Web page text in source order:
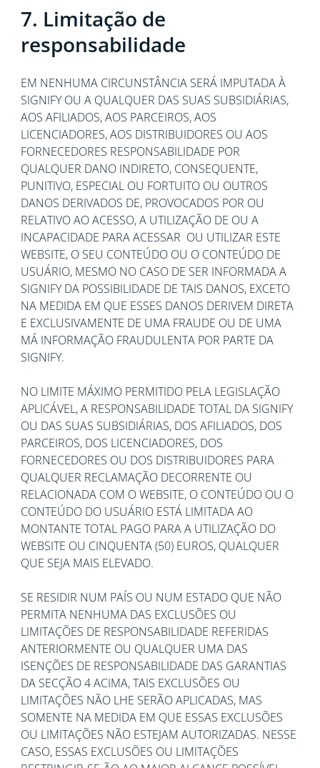
7. Limitação de
responsabilidade
EM NENHUMA CIRCUNSTÂNCIA SERÁ IMPUTADA À
SIGNIFY OU A QUALQUER DAS SUAS SUBSIDIÁRIAS,
AOS AFILIADOS, AOS PARCEIROS, AOS
LICENCIADORES, AOS DISTRIBUIDORES OU AOS
FORNECEDORES RESPONSABILIDADE POR
QUALQUER DANO INDIRETO, CONSEQUENTE,
PUNITIVO, ESPECIAL OU FORTUITO OU OUTROS
DANOS DERIVADOS DE, PROVOCADOS POR OU
RELATIVO AO ACESSO, A UTILIZAÇÃO DE OU A
INCAPACIDADE PARA ACESSAR OU UTILIZAR ESTE
WEBSITE, O SEU CONTEÚDO OU O CONTEÚDO DE
USUÁRIO, MESMO NO CASO DE SER INFORMADA A
SIGNIFY DA POSSIBILIDADE DE TAIS DANOS, EXCETO
NA MEDIDA EM QUE ESSES DANOS DERIVEM DIRETA
E EXCLUSIVAMENTE DE UMA FRAUDE OU DE UMA
MÁ INFORMAÇÃO FRAUDULENTA POR PARTE DA
SIGNIFY.
NO LIMITE MÁXIMO PERMITIDO PELA LEGISLAÇÃO
APLICÁVEL, A RESPONSABILIDADE TOTAL DA SIGNIFY
OU DAS SUAS SUBSIDIÁRIAS, DOS AFILIADOS, DOS
PARCEIROS, DOS LICENCIADORES, DOS
FORNECEDORES OU DOS DISTRIBUIDORES PARA
QUALQUER RECLAMAÇÃO DECORRENTE OU
RELACIONADA COM O WEBSITE, O CONTEÚDO OU O
CONTEÚDO DO USUÁRIO ESTÁ LIMITADA AO
MONTANTE TOTAL PAGO PARA A UTILIZAÇÃO DO
WEBSITE OU CINQUENTA (50) EUROS, QUALQUER
QUE SEJA MAIS ELEVADO.
SE RESIDIR NUM PAÍS OU NUM ESTADO QUE NÃO
PERMITA NENHUMA DAS EXCLUSÕES OU
LIMITAÇÕES DE RESPONSABILIDADE REFERIDAS
ANTERIORMENTE OU QUALQUER UMA DAS
ISENÇÕES DE RESPONSABILIDADE DAS GARANTIAS
DA SECÇÃO 4 ACIMA, TAIS EXCLUSÕES OU
LIMITAÇÕES NÃO LHE SERÃO APLICADAS, MAS
SOMENTE NA MEDIDA EM QUE ESSAS EXCLUSÕES
OU LIMITAÇÕES NÃO ESTEJAM AUTORIZADAS. NESSE
CASO, ESSAS EXCLUSÕES OU LIMITAÇÕES